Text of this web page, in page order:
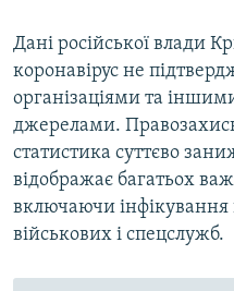
Дані російської влади
коронавірус не
організаціями та
джерелами.
статистика суттєво
відображає багатьох
включаючи інфікування
військових і спецслужб.